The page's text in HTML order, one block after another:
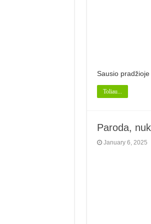
Sausio
Toliau...
Paroda,
January 6, 2025